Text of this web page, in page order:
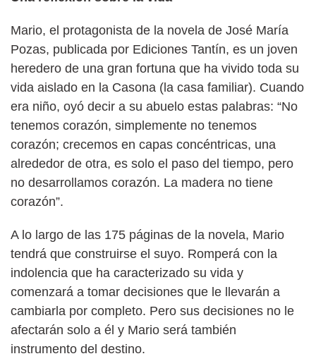
Mario, el protagonista de la novela de José María
Pozas, publicada por Ediciones Tantín, es un joven
heredero de una gran fortuna que ha vivido toda su
vida aislado en la Casona (la casa familiar). Cuando
era niño, oyó decir a su abuelo estas palabras: “No
tenemos corazón, simplemente no tenemos
corazón; crecemos en capas concéntricas, una
alrededor de otra, es solo el paso del tiempo, pero
no desarrollamos corazón. La madera no tiene
corazón”.
A lo largo de las 175 páginas de la novela, Mario
tendrá que construirse el suyo. Romperá con la
indolencia que ha caracterizado su vida y
comenzará a tomar decisiones que le llevarán a
cambiarla por completo. Pero sus decisiones no le
afectarán solo a él y Mario será también
instrumento del destino.